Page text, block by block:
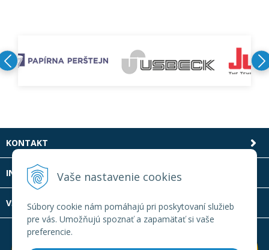
Vaše nastavenie cookies
Súbory cookie nám pomáhajú pri poskytovaní služieb
pre vás. Umožňujú spoznať a zapamätať si vaše
preferencie.
KONTAKT
INFOLINKA
VŠETKO O NÁKUPE